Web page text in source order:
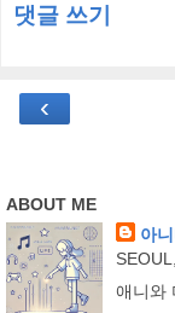
댓글 쓰기
‹
ABOUT ME
아
애니와